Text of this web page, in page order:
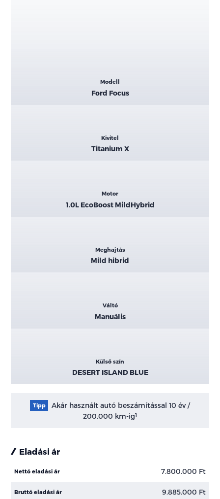
Modell
Ford Focus
Kivitel
Titanium X
Motor
1.0L EcoBoost MildHybrid
Meghajtás
Mild hibrid
Váltó
Manuális
Külső szín
DESERT ISLAND BLUE
Tipp
Akár használt autó beszámítással 10 év /
200.000 km-ig1
Eladási ár
Nettó eladási ár 7.800.000 Ft
Bruttó eladási ár 9.885.000 Ft